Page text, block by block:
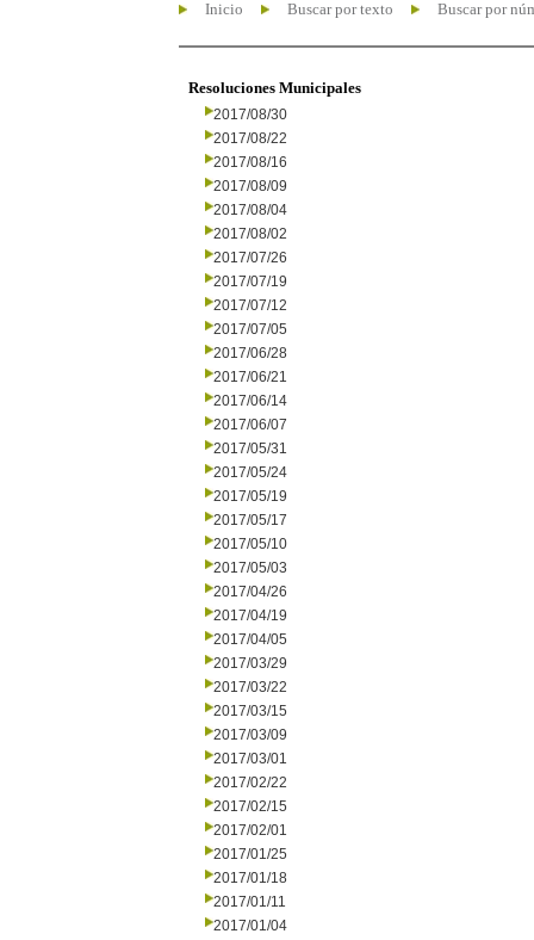
Inicio Buscar por texto Buscar por
Resoluciones Municipales
2017/08/30
2017/08/22
2017/08/16
2017/08/09
2017/08/04
2017/08/02
2017/07/26
2017/07/19
2017/07/12
2017/07/05
2017/06/28
2017/06/21
2017/06/14
2017/06/07
2017/05/31
2017/05/24
2017/05/19
2017/05/17
2017/05/10
2017/05/03
2017/04/26
2017/04/19
2017/04/05
2017/03/29
2017/03/22
2017/03/15
2017/03/09
2017/03/01
2017/02/22
2017/02/15
2017/02/01
2017/01/25
2017/01/18
2017/01/11
2017/01/04